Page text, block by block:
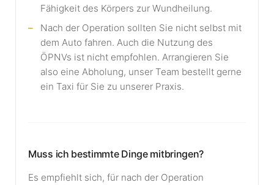
Fähigkeit des Körpers zur Wundheilung.
Nach der Operation sollten Sie nicht selbst mit
dem Auto fahren. Auch die Nutzung des
ÖPNVs ist nicht empfohlen. Arrangieren Sie
also eine Abholung, unser Team bestellt gerne
ein Taxi für Sie zu unserer Praxis.
Muss ich bestimmte Dinge mitbringen?
Es empfiehlt sich, für nach der Operation